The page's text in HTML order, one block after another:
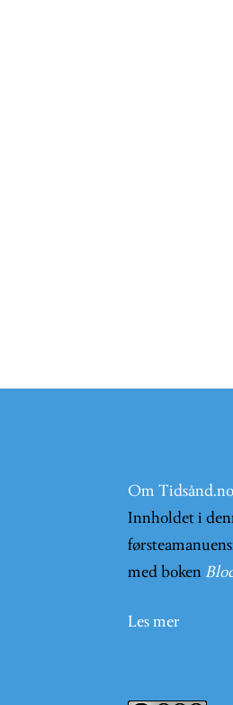
Om Tidsånd.no
Innholdet i
med boken
Les mer